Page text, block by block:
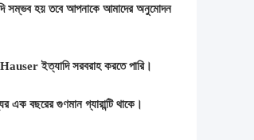
সম্ভব হয় তবে আপনাকে আমাদের অনুমোদন
ইত্যাদি সরবরাহ করতে পারি।
এক বছরের গুণমান গ্যারান্টি থাকে।